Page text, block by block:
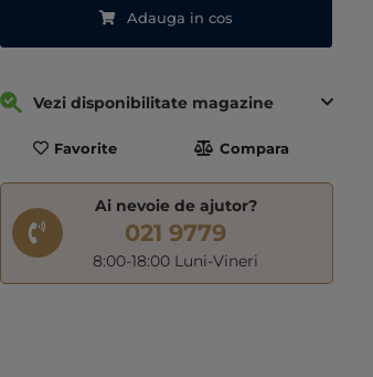
Adauga in cos
Vezi disponibilitate magazine
Favorite Compara
Ai nevoie de ajutor?
021 9779
8:00-18:00 Luni-Vineri